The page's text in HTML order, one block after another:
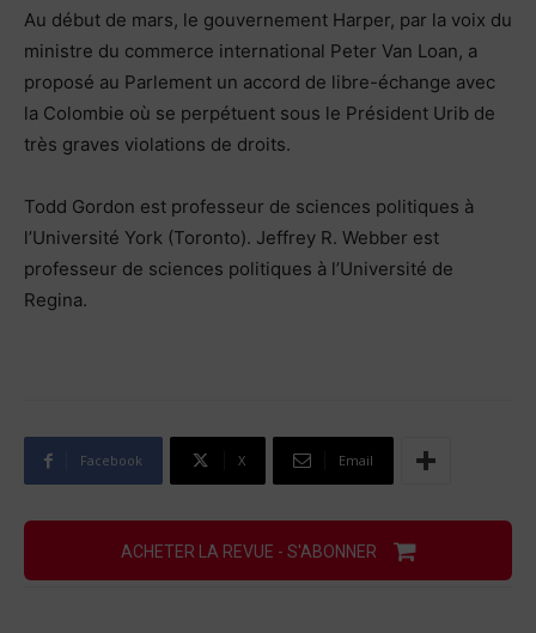
Au début de mars, le gouvernement Harper, par la voix du
ministre du commerce international Peter Van Loan, a
proposé au Parlement un accord de libre-échange avec
la Colombie où se perpétuent sous le Président Urib de
très graves violations de droits.
Todd Gordon est professeur de sciences politiques à
l’Université York (Toronto). Jeffrey R. Webber est
professeur de sciences politiques à l’Université de
Regina.
Facebook X Email
ACHETER LA REVUE - S'ABONNER